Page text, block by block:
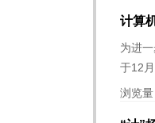
计算
为进
于12
浏览